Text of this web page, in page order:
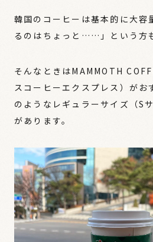
韓国のコーヒーは基本的に大容
るのはちょっと……」という方
そんなときはMAMMOTH
スコーヒーエクスプレス）がお
のようなレギュラーサイズ（S
があります。